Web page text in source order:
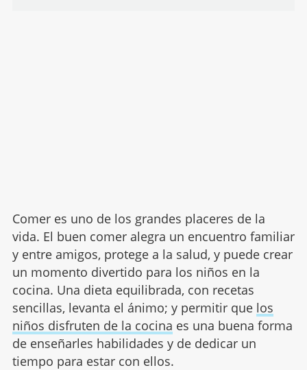
Comer es uno de los grandes placeres de la
vida. El buen comer alegra un encuentro familiar
y entre amigos, protege a la salud, y puede crear
un momento divertido para los niños en la
cocina. Una dieta equilibrada, con recetas
sencillas, levanta el ánimo; y permitir que los
niños disfruten de la cocina es una buena forma
de enseñarles habilidades y de dedicar un
tiempo para estar con ellos.